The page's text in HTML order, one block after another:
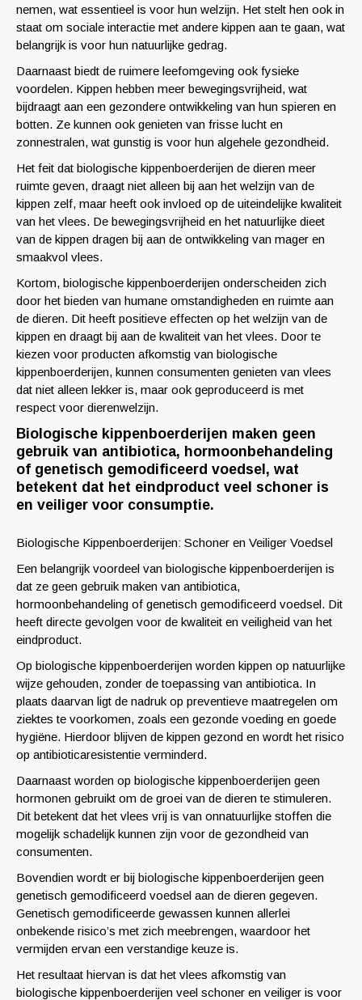
nemen, wat essentieel is voor hun welzijn. Het stelt hen ook in
staat om sociale interactie met andere kippen aan te gaan, wat
belangrijk is voor hun natuurlijke gedrag.
Daarnaast biedt de ruimere leefomgeving ook fysieke
voordelen. Kippen hebben meer bewegingsvrijheid, wat
bijdraagt aan een gezondere ontwikkeling van hun spieren en
botten. Ze kunnen ook genieten van frisse lucht en
zonnestralen, wat gunstig is voor hun algehele gezondheid.
Het feit dat biologische kippenboerderijen de dieren meer
ruimte geven, draagt niet alleen bij aan het welzijn van de
kippen zelf, maar heeft ook invloed op de uiteindelijke kwaliteit
van het vlees. De bewegingsvrijheid en het natuurlijke dieet
van de kippen dragen bij aan de ontwikkeling van mager en
smaakvol vlees.
Kortom, biologische kippenboerderijen onderscheiden zich
door het bieden van humane omstandigheden en ruimte aan
de dieren. Dit heeft positieve effecten op het welzijn van de
kippen en draagt bij aan de kwaliteit van het vlees. Door te
kiezen voor producten afkomstig van biologische
kippenboerderijen, kunnen consumenten genieten van vlees
dat niet alleen lekker is, maar ook geproduceerd is met
respect voor dierenwelzijn.
Biologische kippenboerderijen maken geen
gebruik van antibiotica, hormoonbehandeling
of genetisch gemodificeerd voedsel, wat
betekent dat het eindproduct veel schoner is
en veiliger voor consumptie.
Biologische Kippenboerderijen: Schoner en Veiliger Voedsel
Een belangrijk voordeel van biologische kippenboerderijen is
dat ze geen gebruik maken van antibiotica,
hormoonbehandeling of genetisch gemodificeerd voedsel. Dit
heeft directe gevolgen voor de kwaliteit en veiligheid van het
eindproduct.
Op biologische kippenboerderijen worden kippen op natuurlijke
wijze gehouden, zonder de toepassing van antibiotica. In
plaats daarvan ligt de nadruk op preventieve maatregelen om
ziektes te voorkomen, zoals een gezonde voeding en goede
hygiëne. Hierdoor blijven de kippen gezond en wordt het risico
op antibioticaresistentie verminderd.
Daarnaast worden op biologische kippenboerderijen geen
hormonen gebruikt om de groei van de dieren te stimuleren.
Dit betekent dat het vlees vrij is van onnatuurlijke stoffen die
mogelijk schadelijk kunnen zijn voor de gezondheid van
consumenten.
Bovendien wordt er bij biologische kippenboerderijen geen
genetisch gemodificeerd voedsel aan de dieren gegeven.
Genetisch gemodificeerde gewassen kunnen allerlei
onbekende risico’s met zich meebrengen, waardoor het
vermijden ervan een verstandige keuze is.
Het resultaat hiervan is dat het vlees afkomstig van
biologische kippenboerderijen veel schoner en veiliger is voor